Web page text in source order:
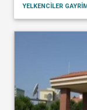
YELKENCİLER